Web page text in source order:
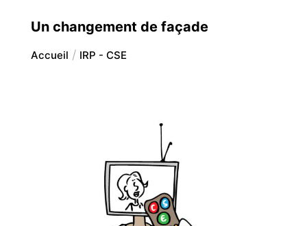
Un changement de façade
Accueil IRP - CSE